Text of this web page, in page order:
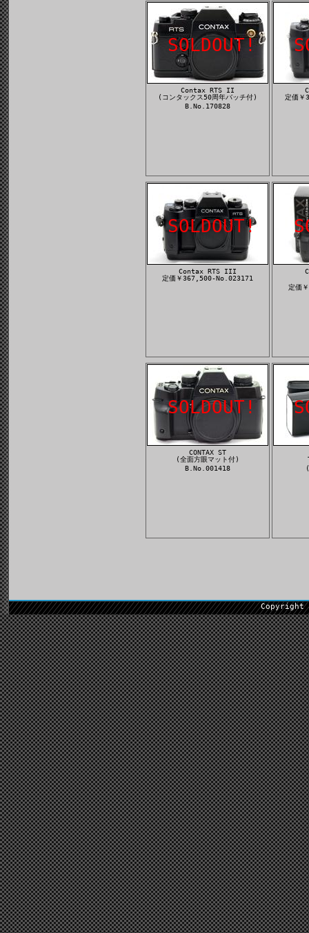
SOLDOUT!
Contax RTS II
(コンタックス50周年バッチ付)
B.No.170828
定価
SOLDOUT!
Contax RTS III
定価￥367,500-No.023171
定価
SOLDOUT!
CONTAX ST
(全面方眼マット付)
B.No.001418
Copyright